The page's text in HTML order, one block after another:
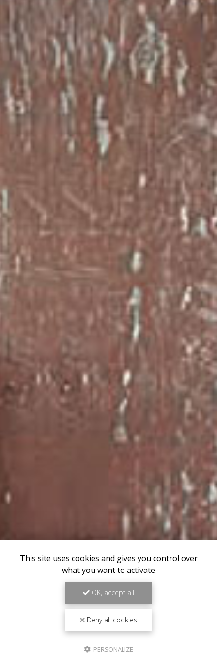
This site uses cookies and gives you control over
what you want to activate
OK, accept all
Deny all cookies
PERSONALIZE